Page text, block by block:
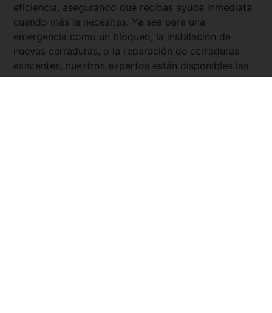
eficiencia, asegurando que recibas ayuda inmediata
cuando más la necesitas. Ya sea para una
emergencia como un bloqueo, la instalación de
nuevas cerraduras, o la reparación de cerraduras
existentes, nuestros expertos están disponibles las
24 horas del día, los 7 días de la semana. Con